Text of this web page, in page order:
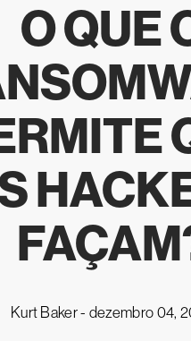
O QUE
Kurt Baker - dezembro 04,